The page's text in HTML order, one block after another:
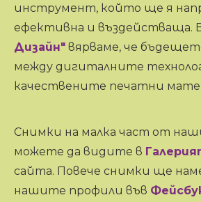
инструмент, който ще я
ефективна и въздействаща.
Дизайн" вярваме, че
между дигиталните
качествените печатни
Снимки на малка част от
можете да видите в
сайта. Повече снимки ще
нашите профили във